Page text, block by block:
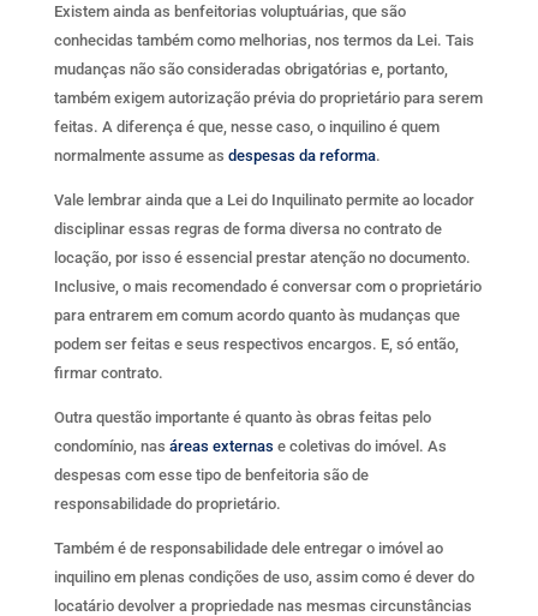
Existem ainda as benfeitorias voluptuárias, que são
conhecidas também como melhorias, nos termos da Lei. Tais
mudanças não são consideradas obrigatórias e, portanto,
também exigem autorização prévia do proprietário para serem
feitas. A diferença é que, nesse caso, o inquilino é quem
normalmente assume as despesas da reforma.
Vale lembrar ainda que a Lei do Inquilinato permite ao locador
disciplinar essas regras de forma diversa no contrato de
locação, por isso é essencial prestar atenção no documento.
Inclusive, o mais recomendado é conversar com o proprietário
para entrarem em comum acordo quanto às mudanças que
podem ser feitas e seus respectivos encargos. E, só então,
firmar contrato.
Outra questão importante é quanto às obras feitas pelo
condomínio, nas áreas externas e coletivas do imóvel. As
despesas com esse tipo de benfeitoria são de
responsabilidade do proprietário.
Também é de responsabilidade dele entregar o imóvel ao
inquilino em plenas condições de uso, assim como é dever do
locatário devolver a propriedade nas mesmas circunstâncias